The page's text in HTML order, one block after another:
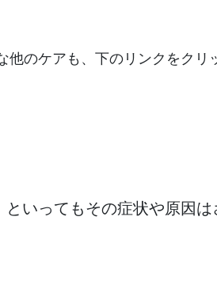
のケアも、下のリンクをクリ
いってもその症状や原因は